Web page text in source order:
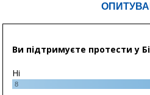
Ви підтримуєте протести у
Ні
8